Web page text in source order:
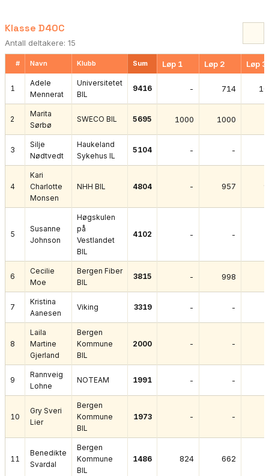
Klasse D40C
Antall deltakere: 15
# Navn Klubb Sum Løp 1 Løp 2 Løp 3
1
Adele
Mennerat
Universitetet
BIL
9416 - 714
2
Marita
Sørbø
SWECO BIL 5695 1000 1000
3
Silje
Nødtvedt
Haukeland
Sykehus IL
5104 - -
4
Kari
Charlotte
Monsen
NHH BIL 4804 - 957
5
Susanne
Johnson
Høgskulen
på
Vestlandet
BIL
4102 - -
6
Cecilie
Moe
Bergen Fiber
BIL
3815 - 998
7
Kristina
Aanesen
Viking 3319 - -
8
Laila
Martine
Gjerland
Bergen
Kommune
BIL
2000 - -
9
Rannveig
Lohne
NOTEAM 1991 - -
10
Gry Sveri
Lier
Bergen
Kommune
BIL
1973 - -
11
Benedikte
Svardal
Bergen
Kommune
BIL
1486 824 662